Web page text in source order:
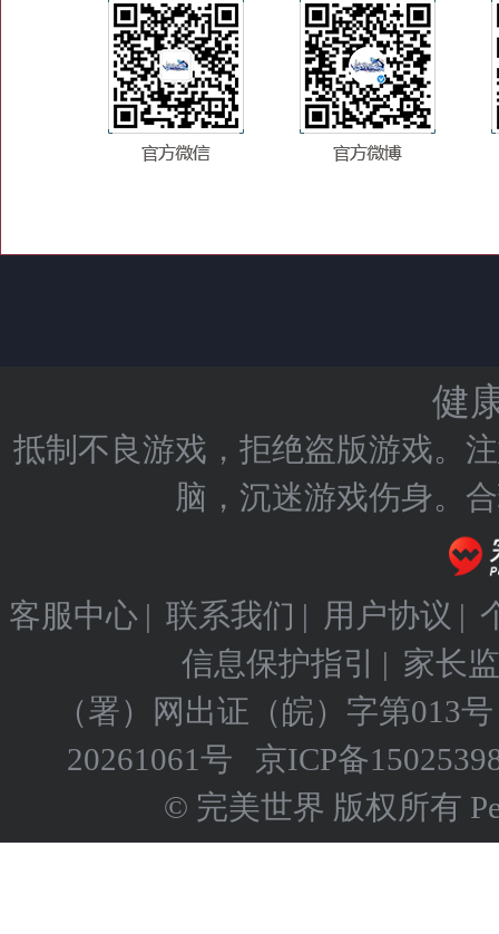
健
抵制不良游戏，拒绝盗版游戏。
脑，沉迷游戏伤身。
客服中心 | 联系我们 | 用户协议 |
信息保护指引
| 家长
（署）网出证（皖）字第013号
20261061号
京ICP备
© 完美世界 版权所有